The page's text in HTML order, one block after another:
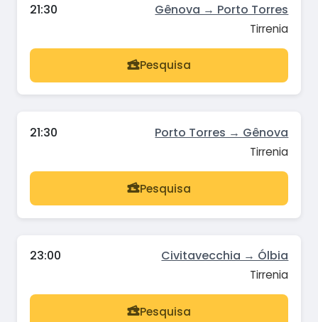
21:30 Gênova → Porto Torres
Tirrenia
Pesquisa
21:30 Porto Torres → Gênova
Tirrenia
Pesquisa
23:00 Civitavecchia → Ólbia
Tirrenia
Pesquisa